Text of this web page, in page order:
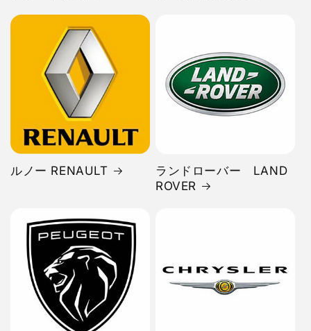
ルノー RENAULT
ランドローバー LAND
ROVER